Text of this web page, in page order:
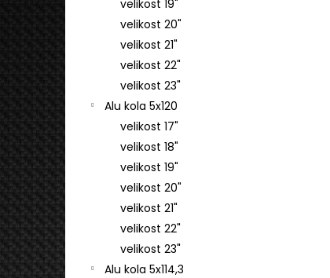
p
e
l
velikost 19"
velikost 20"
velikost 21"
velikost 22"
velikost 23"
Alu kola 5x120
velikost 17"
velikost 18"
velikost 19"
velikost 20"
velikost 21"
velikost 22"
velikost 23"
Alu kola 5x114,3
GMP MENTOR
4 745 Kč